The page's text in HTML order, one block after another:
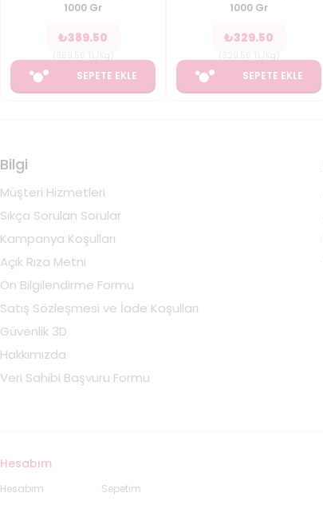
1000 Gr
₺389.50
SEPETE EKLE
1000 Gr
₺329.50
SEPETE EKLE
Bilgi
Müşteri Hizmetleri
Sıkça Sorulan Sorular
Kampanya Koşulları
Açık Rıza Metni
Ön Bilgilendirme Formu
Satış Sözleşmesi ve İade Koşulları
Güvenlik 3D
Hakkımızda
Veri Sahibi Başvuru Formu
Hesabım
Hesabım
Sepetim